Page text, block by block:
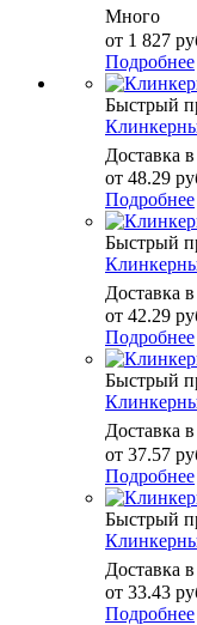
Много
от 1 827
Подробнее
Быстрый
Доставка
от 48.29
Подробнее
Быстрый
Доставка
от 42.29
Подробнее
Быстрый
Доставка
от 37.57
Подробнее
Быстрый
Доставка
от 33.43
Подробнее